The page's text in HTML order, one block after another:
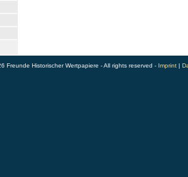
Freunde Historischer Wertpapiere - All rights reserved - Imprint |